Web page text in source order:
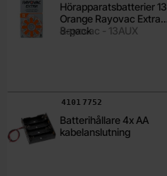
Hörapparatsbatterier 13
Orange Rayovac Extra
8-pack
Rayovac - 13AUX
Batterihållare 4x AA
kabelanslutning
Art. nr
4101 7752